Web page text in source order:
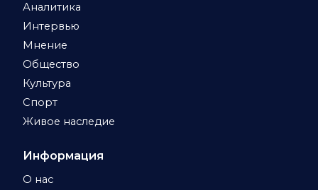
Аналитика
Интервью
Мнение
Общество
Культура
Спорт
Живое наследие
Информация
О нас